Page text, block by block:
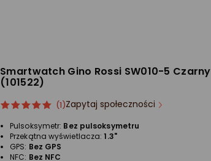
Smartwatch Gino Rossi SW010-5 Czarny
(101522)
ocena
5/5
gwiazdki
Ocena
(1)Zapytaj społeczności
Pulsoksymetr: Bez pulsoksymetru
Przekątna wyświetlacza: 1.3"
GPS: Bez GPS
NFC: Bez NFC